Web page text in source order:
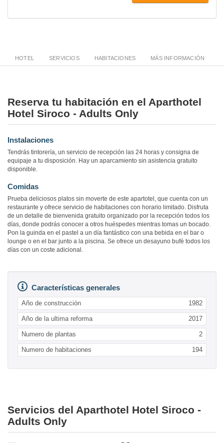
HOTEL SERVICIOS HABITACIONES MÁS INFORMACIÓN
Reserva tu habitación en el Aparthotel
Hotel Siroco - Adults Only
Instalaciones
Tendrás tintorería, un servicio de recepción las 24 horas y consigna de
equipaje a tu disposición. Hay un aparcamiento sin asistencia gratuito
disponible.
Comidas
Prueba deliciosos platos sin moverte de este apartotel, que cuenta con un
restaurante y ofrece servicio de habitaciones con horario limitado. Disfruta
de un detalle de bienvenida gratuito organizado por la recepción todos los
días, donde podrás conocer a otros huéspedes mientras tomas un bocado.
Pon la guinda en el pastel a un día fantástico con una bebida en el bar o
lounge o en el bar junto a la piscina. Se ofrece un desayuno bufé todos los
días con un coste adicional.
Características generales
Año de construcción 1982
Año de la ultima reforma 2017
Numero de plantas 2
Numero de habitaciones 194
Servicios del Aparthotel Hotel Siroco -
Adults Only